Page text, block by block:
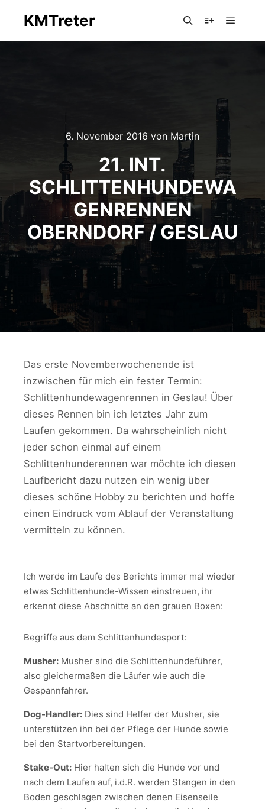
KMTreter
6. November 2016 von Martin
21. INT.
SCHLITTENHUNDEWA
GENRENNEN
OBERNDORF / GESLAU
Das erste Novemberwochenende ist
inzwischen für mich ein fester Termin:
Schlittenhundewagenrennen in Geslau! Über
dieses Rennen bin ich letztes Jahr zum
Laufen gekommen. Da wahrscheinlich nicht
jeder schon einmal auf einem
Schlittenhunderennen war möchte ich diesen
Laufbericht dazu nutzen ein wenig über
dieses schöne Hobby zu berichten und hoffe
einen Eindruck vom Ablauf der Veranstaltung
vermitteln zu können.
Ich werde im Laufe des Berichts immer mal wieder
etwas Schlittenhunde-Wissen einstreuen, ihr
erkennt diese Abschnitte an den grauen Boxen:
Begriffe aus dem Schlittenhundesport:
Musher: Musher sind die Schlittenhundeführer,
also gleichermaßen die Läufer wie auch die
Gespannfahrer.
Dog-Handler: Dies sind Helfer der Musher, sie
unterstützen ihn bei der Pflege der Hunde sowie
bei den Startvorbereitungen.
Stake-Out: Hier halten sich die Hunde vor und
nach dem Laufen auf, i.d.R. werden Stangen in den
Boden geschlagen zwischen denen Eisenseile